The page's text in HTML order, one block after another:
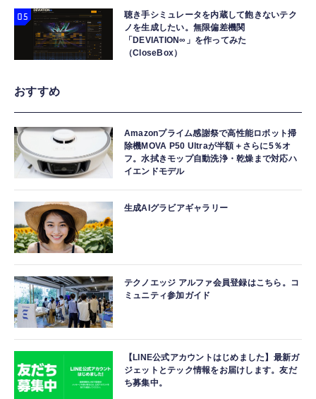
聴き手シミュレータを内蔵して飽きないテク
ノを生成したい。無限偏差機関
「DEVIATION∞」を作ってみた
（CloseBox）
おすすめ
Amazonプライム感謝祭で高性能ロボット掃
除機MOVA P50 Ultraが半額＋さらに5％オ
フ。水拭きモップ自動洗浄・乾燥まで対応ハ
イエンドモデル
生成AIグラビアギャラリー
テクノエッジ アルファ会員登録はこちら。コ
ミュニティ参加ガイド
【LINE公式アカウントはじめました】最新ガ
ジェットとテック情報をお届けします。友だ
ち募集中。